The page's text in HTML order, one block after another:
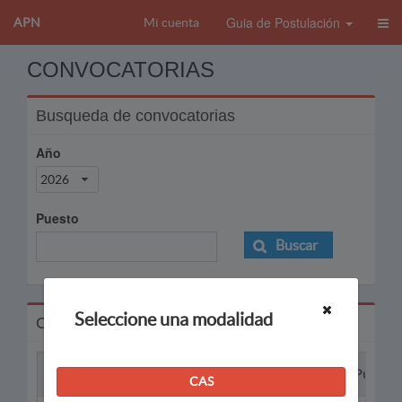
APN Mi cuenta Guia de Postulación
CONVOCATORIAS
Busqueda de convocatorias
Año
2026
Puesto
Buscar
Convocatorias
Puesto
Seleccione una modalidad
CAS